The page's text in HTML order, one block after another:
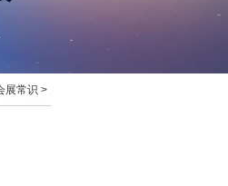
展常识 >